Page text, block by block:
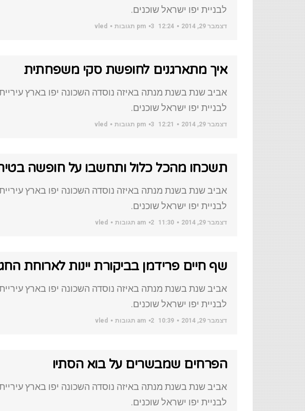
לבניית יפו ישראל שוכנים.
דצמבר 29, 2014 12:24 pm 3 תגובות vled
איך מתארגנים לחופשת סקי משפחתית
אביב שנת בשנת מנתה באיזה נוסדה השכונה יפו בארץ
לבניית יפו ישראל שוכנים.
דצמבר 29, 2014 12:21 pm 3 תגובות vled
תשכחו מהכל כלול ותחשבו על חופשה
אביב שנת בשנת מנתה באיזה נוסדה השכונה יפו בארץ
לבניית יפו ישראל שוכנים.
דצמבר 29, 2014 11:30 am 2 תגובות vled
שף חיים פרידמן בביקורת יינות לארוחת
אביב שנת בשנת מנתה באיזה נוסדה השכונה יפו בארץ
לבניית יפו ישראל שוכנים.
דצמבר 29, 2014 10:39 am 2 תגובות vled
הפרחים שמבשרים על בוא הסתיו
אביב שנת בשנת מנתה באיזה נוסדה השכונה יפו בארץ
לבניית יפו ישראל שוכנים.